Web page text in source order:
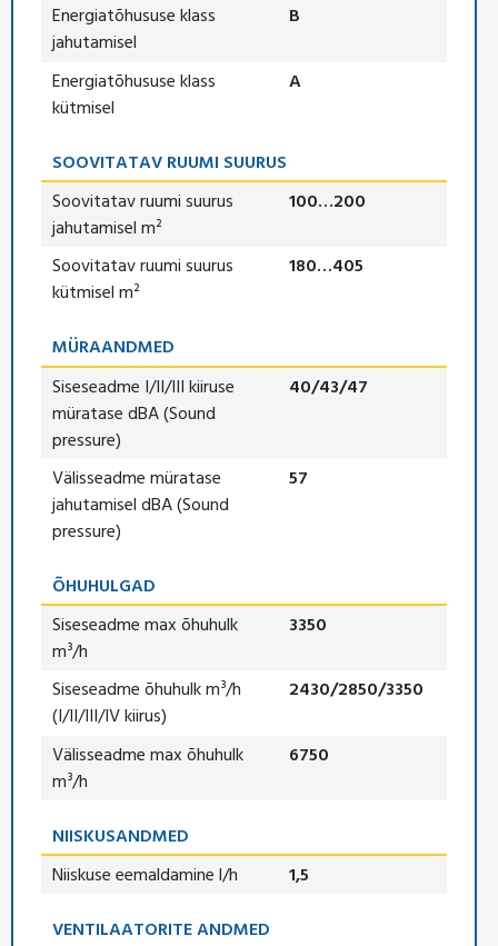
Energiatõhususe klass
jahutamisel
B
Energiatõhususe klass
kütmisel
A
SOOVITATAV RUUMI SUURUS
Soovitatav ruumi suurus
jahutamisel m²
100…200
Soovitatav ruumi suurus
kütmisel m²
180…405
MÜRAANDMED
Siseseadme I/II/III kiiruse
müratase dBA (Sound
pressure)
40/43/47
Välisseadme müratase
jahutamisel dBA (Sound
pressure)
57
ÕHUHULGAD
Siseseadme max õhuhulk
m³/h
3350
Siseseadme õhuhulk m³/h
(I/II/III/IV kiirus)
2430/2850/3350
Välisseadme max õhuhulk
m³/h
6750
NIISKUSANDMED
Niiskuse eemaldamine l/h
1,5
VENTILAATORITE ANDMED